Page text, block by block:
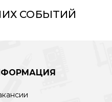
СОБЫТИЙ